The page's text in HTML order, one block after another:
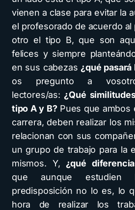
vienen a clase para evitar la
el profesorado de acuerdo al
otro el tipo B, que son
felices y siempre
en sus cabezas ¿qué pasará
os pregunto a
lectores/as: ¿Qué
tipo A y B?Pues que ambos
carrera, deben realizar los
relacionan con sus
un grupo de trabajo para la
mismos. Y, ¿qué
que aunque
predisposición no lo es, lo
hora de realizar los